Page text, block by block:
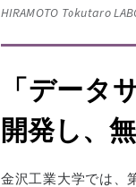
HIRAMOTO Tokutaro
「デー
開発し、
金沢工業大学では、